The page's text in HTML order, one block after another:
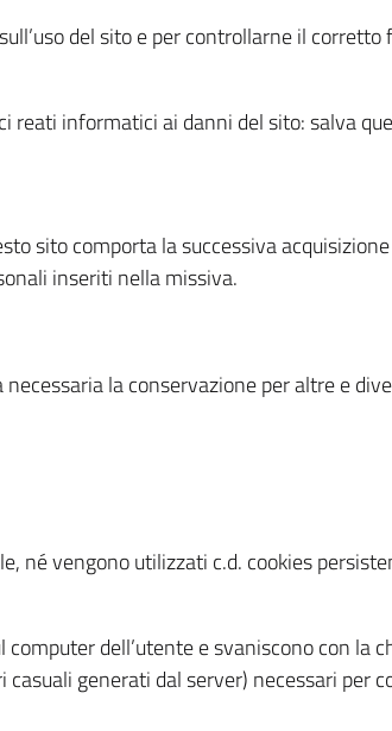
del sito e per controllarne il
reati informatici ai danni del sito: salva
sito comporta la successiva
inseriti nella missiva.
la conservazione per altre e
né vengono utilizzati c.d. cookies
dell’utente e svaniscono con la
generati dal server) necessari per